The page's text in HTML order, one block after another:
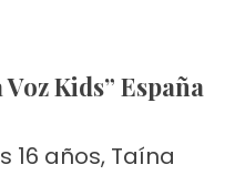
Kids” España
16 años, Taína